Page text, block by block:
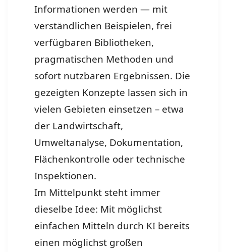
Informationen werden — mit
verständlichen Beispielen, frei
verfügbaren Bibliotheken,
pragmatischen Methoden und
sofort nutzbaren Ergebnissen. Die
gezeigten Konzepte lassen sich in
vielen Gebieten einsetzen – etwa
der Landwirtschaft,
Umweltanalyse, Dokumentation,
Flächenkontrolle oder technische
Inspektionen.
Im Mittelpunkt steht immer
dieselbe Idee: Mit möglichst
einfachen Mitteln durch KI bereits
einen möglichst großen